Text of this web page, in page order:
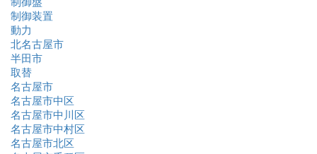
制御装置
動力
北名古屋市
半田市
取替
名古屋市
名古屋市中区
名古屋市中川区
名古屋市中村区
名古屋市北区